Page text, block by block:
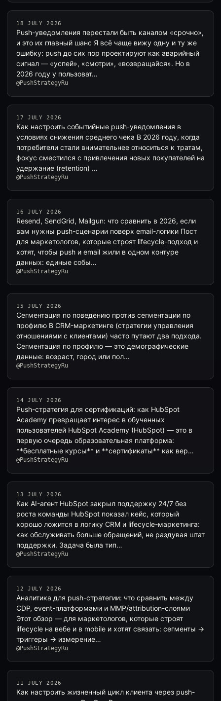
18 JULY 2026
Push-уведомления перестали быть каналом «срочно»,
и это их главный шанс Я всё чаще вижу одну и ту же
ошибку: push до сих пор проектируют как аварийный
сигнал — «успей», «смотри», «возвращайся». Но в
2026 году у пользоват…
@PushStrategyRu
17 JULY 2026
Как настроить событийные push-уведомления в
условиях снижения среднего чека В 2026 году, когда
потребители стали внимательнее относиться к тратам,
фокус сместился с привлечения новых покупателей на
удержание (retention) …
@PushStrategyRu
16 JULY 2026
Resend, SendGrid, Mailgun: что сравнить в 2026, если
вам нужны push-сценарии поверх email-логики Пост
для маркетологов, которые строят lifecycle-подход и
хотят, чтобы push и email жили в одном контуре
данных: единые собы…
@PushStrategyRu
15 JULY 2026
Сегментация по поведению против сегментации по
профилю В CRM-маркетинге (стратегии управления
отношениями с клиентами) часто путают два подхода.
Сегментация по профилю — это демографические
данные: возраст, город или пол…
@PushStrategyRu
14 JULY 2026
Push-стратегия для сертификаций: как HubSpot
Academy превращает интерес в обученных
пользователей HubSpot Academy (HubSpot) — это в
первую очередь образовательная платформа:
**бесплатные курсы** и **сертификаты** как вер…
@PushStrategyRu
13 JULY 2026
Как AI-агент HubSpot закрыл поддержку 24/7 без
роста команды HubSpot показал кейс, который
хорошо ложится в логику CRM и lifecycle-маркетинга:
как обслуживать больше обращений, не раздувая штат
поддержки. Задача была тип…
@PushStrategyRu
12 JULY 2026
Аналитика для push-стратегии: что сравнить между
CDP, event-платформами и MMP/attribution-слоями
Этот обзор — для маркетологов, которые строят
lifecycle на вебе и в mobile и хотят связать: сегменты →
триггеры → измерение…
@PushStrategyRu
11 JULY 2026
Как настроить жизненный цикл клиента через push-